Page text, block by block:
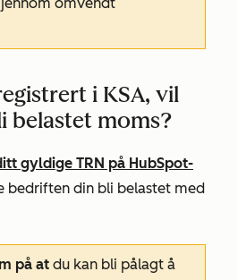
i KSA, vil
belastet moms?
gyldige TRN på HubSpot-
bedriften din bli belastet med
på at du kan bli pålagt å